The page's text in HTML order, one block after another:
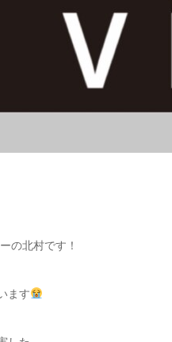
の北村です！
ます